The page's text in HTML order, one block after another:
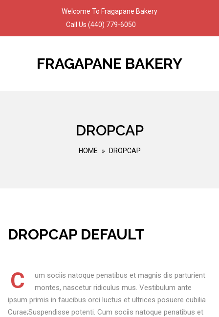
Welcome To Fragapane Bakery
Call Us (440) 779-6050
FRAGAPANE BAKERY
DROPCAP
HOME » DROPCAP
DROPCAP DEFAULT
C
um sociis natoque penatibus et magnis dis parturient
montes, nascetur ridiculus mus. Vestibulum ante
ipsum primis in faucibus orci luctus et ultrices posuere cubilia
Curae;Suspendisse potenti. Cum sociis natoque penatibus et